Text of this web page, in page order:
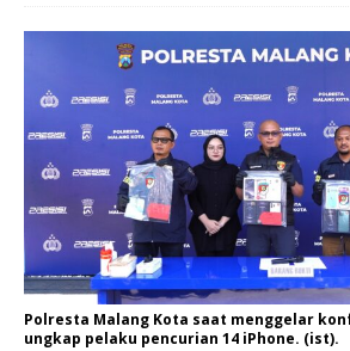
Polresta Malang Kota saat menggelar
ungkap pelaku pencurian 14 iPhone. (ist).